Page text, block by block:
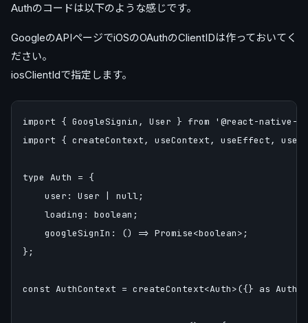
Authのコードは以下のような感じです。
GoogleのAPIページでiOSのOAuthのClientIDは作っておいてく
ださい。
iosClientIdで指定します。
import { GoogleSignin, User } from '@react-native-
import { createContext, useContext, useEffect,
type Auth = {
    user: User | null;
    loading: boolean;
    googleSignIn: () => Promise<boolean>;
};
const AuthContext = createContext<Auth>({} as Auth);